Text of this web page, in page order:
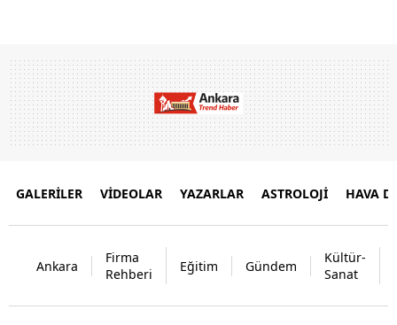
GALERİLER VİDEOLAR YAZARLAR ASTROLOJİ HAVA
Ankara
Firma
Rehberi
Eğitim Gündem
Kültür-
Sanat